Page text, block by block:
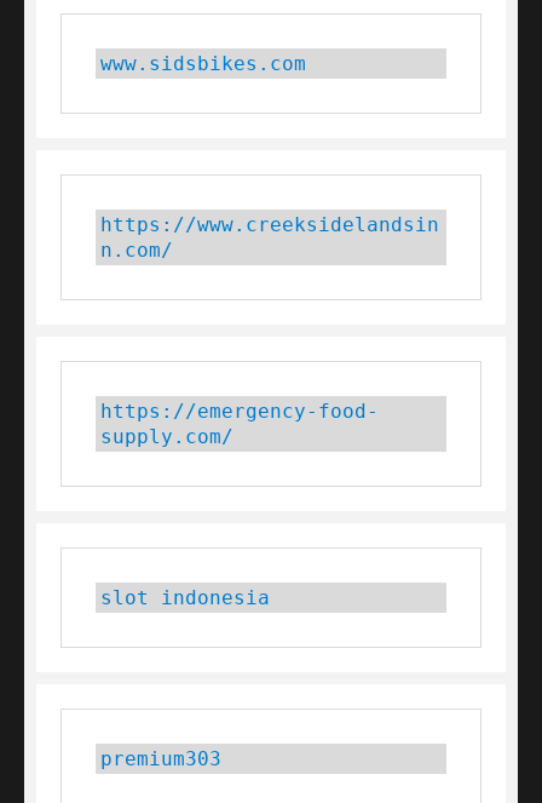
www.sidsbikes.com
https://www.creeksidelandsin
n.com/
https://emergency-food-
supply.com/
slot indonesia
premium303